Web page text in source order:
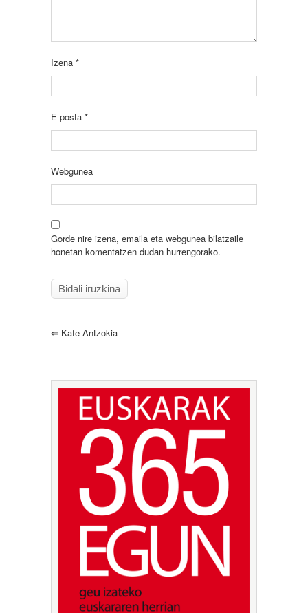
Izena *
E-posta *
Webgunea
Gorde nire izena, emaila eta webgunea bilatzaile
honetan komentatzen dudan hurrengorako.
⇐ Kafe Antzokia